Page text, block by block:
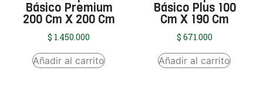
Básico Premium
200 Cm X 200 Cm
$ 1.450.000
Añadir al carrito
Básico Plus 100
Cm X 190 Cm
$ 671.000
Añadir al carrito